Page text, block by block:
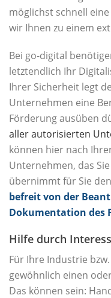
möglichst schnell
wir Ihnen zu einem
Bei go-digital
letztendlich Ihr
Ihrer Sicherheit legt
Unternehmen eine
Förderung ausüben
aller autorisierten
können hier nach
Unternehmen, das
übernimmt für Sie
befreit von der
Dokumentation des
Hilfe durch
Für Ihre Industrie
gewöhnlich einen
Das können sein: